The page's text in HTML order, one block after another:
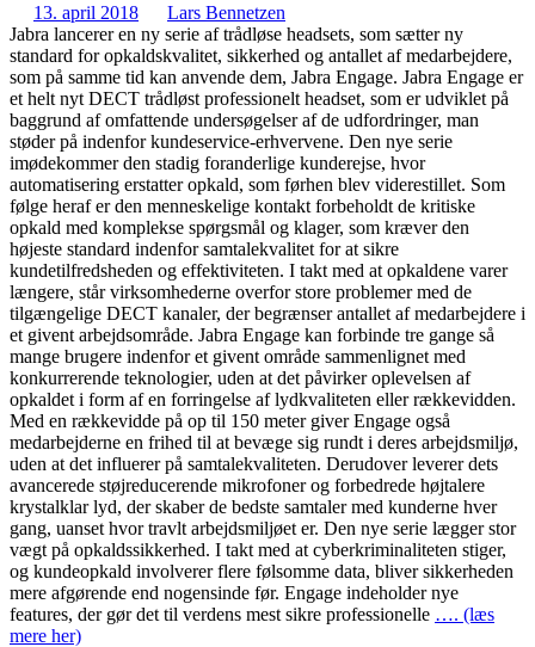
13. april 2018
Lars Bennetzen
Jabra lancerer en ny serie af trådløse headsets, som sætter ny
standard for opkaldskvalitet, sikkerhed og antallet af medarbejdere,
som på samme tid kan anvende dem, Jabra Engage. Jabra Engage er
et helt nyt DECT trådløst professionelt headset, som er udviklet på
baggrund af omfattende undersøgelser af de udfordringer, man
støder på indenfor kundeservice-erhvervene. Den nye serie
imødekommer den stadig foranderlige kunderejse, hvor
automatisering erstatter opkald, som førhen blev viderestillet. Som
følge heraf er den menneskelige kontakt forbeholdt de kritiske
opkald med komplekse spørgsmål og klager, som kræver den
højeste standard indenfor samtalekvalitet for at sikre
kundetilfredsheden og effektiviteten. I takt med at opkaldene varer
længere, står virksomhederne overfor store problemer med de
tilgængelige DECT kanaler, der begrænser antallet af medarbejdere i
et givent arbejdsområde. Jabra Engage kan forbinde tre gange så
mange brugere indenfor et givent område sammenlignet med
konkurrerende teknologier, uden at det påvirker oplevelsen af
opkaldet i form af en forringelse af lydkvaliteten eller rækkevidden.
Med en rækkevidde på op til 150 meter giver Engage også
medarbejderne en frihed til at bevæge sig rundt i deres arbejdsmiljø,
uden at det influerer på samtalekvaliteten. Derudover leverer dets
avancerede støjreducerende mikrofoner og forbedrede højtalere
krystalklar lyd, der skaber de bedste samtaler med kunderne hver
gang, uanset hvor travlt arbejdsmiljøet er. Den nye serie lægger stor
vægt på opkaldssikkerhed. I takt med at cyberkriminaliteten stiger,
og kundeopkald involverer flere følsomme data, bliver sikkerheden
mere afgørende end nogensinde før. Engage indeholder nye
features, der gør det til verdens mest sikre professionelle …. (læs
mere her)